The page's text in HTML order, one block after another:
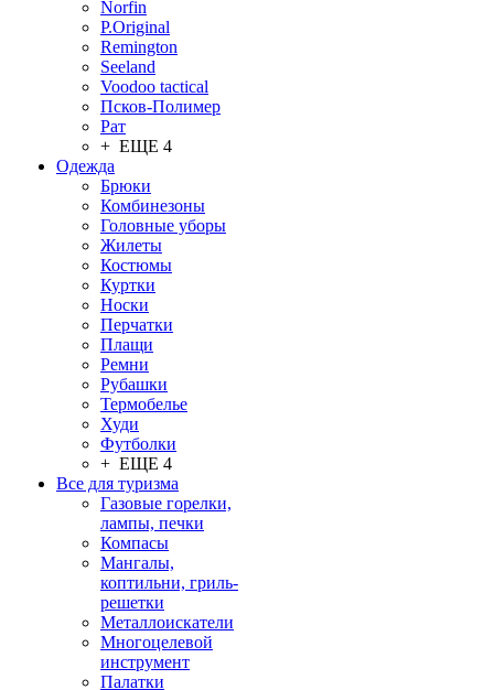
Norfin
P.Original
Remington
Seeland
Voodoo tactical
Псков-Полимер
Рат
+ ЕЩЕ 4
Одежда
Брюки
Комбинезоны
Головные уборы
Жилеты
Костюмы
Куртки
Носки
Перчатки
Плащи
Ремни
Рубашки
Термобелье
Худи
Футболки
+ ЕЩЕ 4
Все для туризма
Газовые горелки,
лампы, печки
Компасы
Мангалы,
коптильни, гриль-
решетки
Металлоискатели
Многоцелевой
инструмент
Палатки